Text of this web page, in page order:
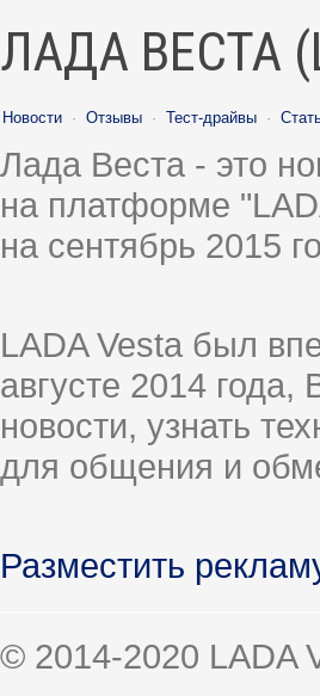
ЛАДА ВЕСТА
Новости · Отзывы · Тест-драйвы ·
Лада Веста - это
на платформе
на сентябрь 2015
LADA Vesta был
августе 2014
новости, узнать
для общения и
Разместить
© 2014-2020 LADA